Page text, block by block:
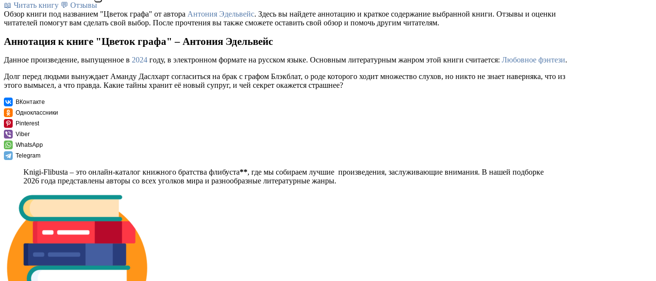
📖 Читать книгу 💬 Отзывы
Обзор книги под названием "Цветок графа" от автора Антония Эдельвейс. Здесь вы найдете аннотацию и краткое содержание выбранной книги. Отзывы и оценки
читателей помогут вам сделать свой выбор. После прочтения вы также сможете оставить свой обзор и помочь другим читателям.
Аннотация к книге "Цветок графа" – Антония Эдельвейс
Данное произведение, выпущенное в 2024 году, в электронном формате на русском языке. Основным литературным жанром этой книги считается: Любовное фэнтези.
Долг перед людьми вынуждает Аманду Даслхарт согласиться на брак с графом Блэкблат, о роде которого ходит множество слухов, но никто не знает наверняка, что из
этого вымысел, а что правда. Какие тайны хранит её новый супруг, и чей секрет окажется страшнее?
ВКонтакте
Одноклассники
Pinterest
Viber
WhatsApp
Telegram
Knigi-Flibusta – это онлайн-каталог книжного братства флибуста**, где мы собираем лучшие произведения, заслуживающие внимания. В нашей подборке
2026 года представлены авторы со всех уголков мира и разнообразные литературные жанры.